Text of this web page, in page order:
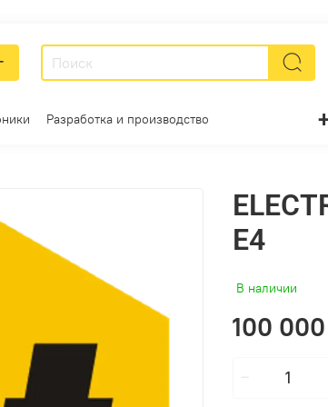
Разработка и производство
E4
В наличии
100